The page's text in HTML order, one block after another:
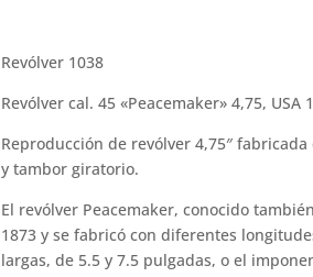
Revólver 1038
Revólver cal. 45 «Peacemaker» 4,75, USA
Reproducción de revólver 4,75″
y tambor giratorio.
El revólver Peacemaker, conocido
1873 y se fabricó con diferentes
largas, de 5.5 y 7.5 pulgadas, o el